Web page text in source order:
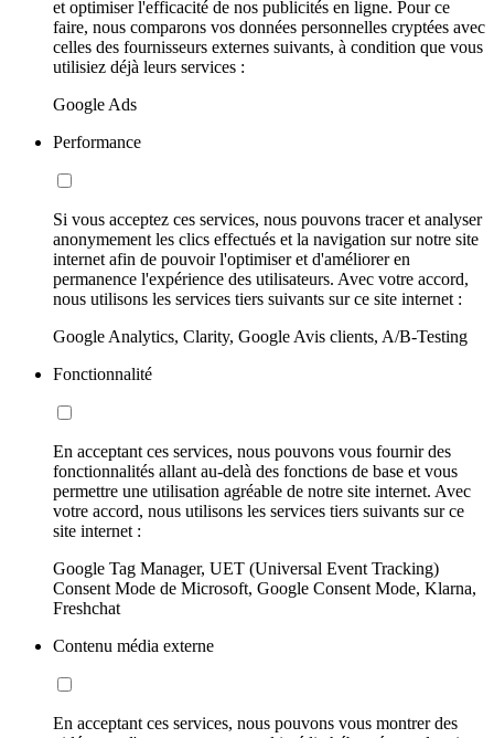
et optimiser l'efficacité de nos publicités en ligne. Pour ce
faire, nous comparons vos données personnelles cryptées avec
celles des fournisseurs externes suivants, à condition que vous
utilisiez déjà leurs services :
Google Ads
Performance
Si vous acceptez ces services, nous pouvons tracer et analyser
anonymement les clics effectués et la navigation sur notre site
internet afin de pouvoir l'optimiser et d'améliorer en
permanence l'expérience des utilisateurs. Avec votre accord,
nous utilisons les services tiers suivants sur ce site internet :
Google Analytics, Clarity, Google Avis clients, A/B-Testing
Fonctionnalité
En acceptant ces services, nous pouvons vous fournir des
fonctionnalités allant au-delà des fonctions de base et vous
permettre une utilisation agréable de notre site internet. Avec
votre accord, nous utilisons les services tiers suivants sur ce
site internet :
Google Tag Manager, UET (Universal Event Tracking)
Consent Mode de Microsoft, Google Consent Mode, Klarna,
Freshchat
Contenu média externe
En acceptant ces services, nous pouvons vous montrer des